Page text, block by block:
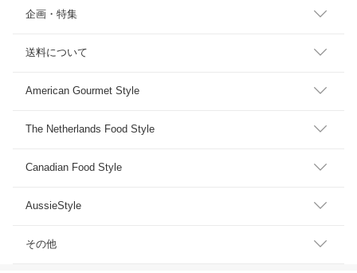
企画・特集
送料について
American Gourmet Style
The Netherlands Food Style
Canadian Food Style
AussieStyle
その他